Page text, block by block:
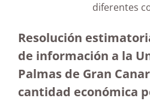
diferentes
Resolución
de información a la
Palmas de Gran
cantidad económica